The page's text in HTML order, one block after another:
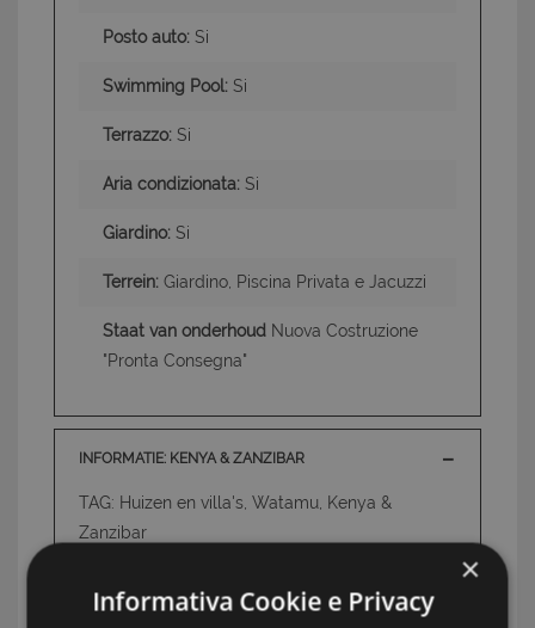
Posto auto: Si
Swimming Pool: Si
Terrazzo: Si
Aria condizionata: Si
Giardino: Si
Terrein: Giardino, Piscina Privata e Jacuzzi
Staat van onderhoud Nuova Costruzione
"Pronta Consegna"
INFORMATIE: KENYA & ZANZIBAR
TAG: Huizen en villa's, Watamu, Kenya &
Zanzibar
UW MAKELAAR
×
Informativa Cookie e Privacy